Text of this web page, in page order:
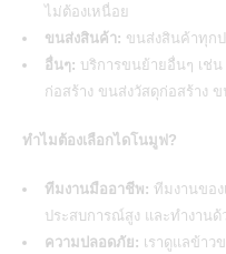
ไม่ต้องเหนื่อย
ขนส่งสินค้า: ขนส่งสินค้าทุกป
อื่นๆ: บริการขนย้ายอื่นๆ เช่
ก่อสร้าง ขนส่งวัสดุก่อสร้าง
ทำไมต้องเลือกไดโนมูฟ?
ทีมงานมืออาชีพ: ทีมงานของ
ประสบการณ์สูง และทำงานด้
ความปลอดภัย: เราดูแลข้าว